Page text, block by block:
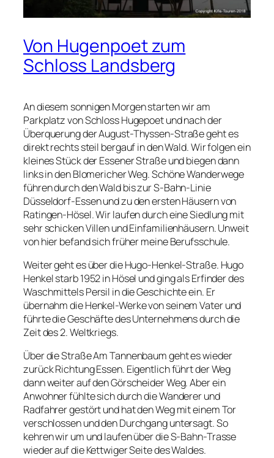
Von Hugenpoet zum
Schloss Landsberg
An diesem sonnigen Morgen starten wir am
Parkplatz von Schloss Hugepoet und nach der
Überquerung der August-Thyssen-Straße geht es
direkt rechts steil bergauf in den Wald. Wir folgen ein
kleines Stück der Essener Straße und biegen dann
links in den Blomericher Weg. Schöne Wanderwege
führen durch den Wald bis zur S-Bahn-Linie
Düsseldorf-Essen und zu den ersten Häusern von
Ratingen-Hösel. Wir laufen durch eine Siedlung mit
sehr schicken Villen und Einfamilienhäusern. Unweit
von hier befand sich früher meine Berufsschule.
Weiter geht es über die Hugo-Henkel-Straße. Hugo
Henkel starb 1952 in Hösel und ging als Erfinder des
Waschmittels Persil in die Geschichte ein. Er
übernahm die Henkel-Werke von seinem Vater und
führte die Geschäfte des Unternehmens durch die
Zeit des 2. Weltkriegs.
Über die Straße Am Tannenbaum geht es wieder
zurück Richtung Essen. Eigentlich führt der Weg
dann weiter auf den Görscheider Weg. Aber ein
Anwohner fühlte sich durch die Wanderer und
Radfahrer gestört und hat den Weg mit einem Tor
verschlossen und den Durchgang untersagt. So
kehren wir um und laufen über die S-Bahn-Trasse
wieder auf die Kettwiger Seite des Waldes.